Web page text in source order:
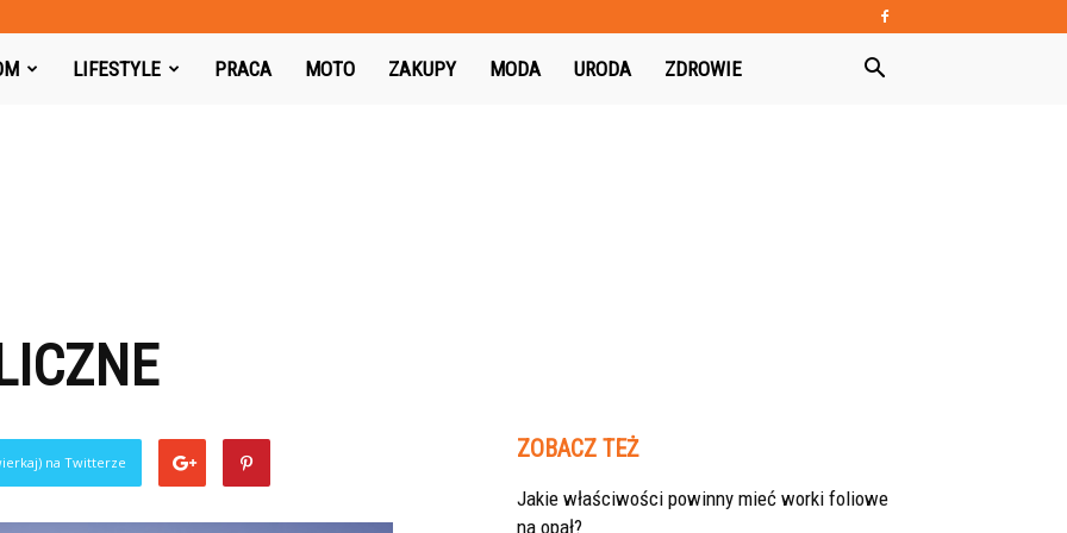
LIFESTYLE PRACA MOTO ZAKUPY MODA URODA ZDROWIE
na Twitterze ZOBACZ TEŻ
Jakie właściwości powinny mieć worki foliowe
na opał?